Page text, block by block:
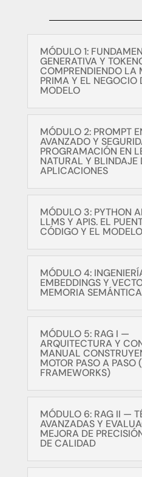
MÓDULO 1:
GENERATIVA Y
COMPRENDIENDO LA
PRIMA Y EL NEGOCIO
MODELO
MÓDULO 2: PROMPT
AVANZADO Y
PROGRAMACIÓN EN
NATURAL Y BLINDAJE
APLICACIONES
MÓDULO 3: PYTHON
LLMS Y APIS. EL
CÓDIGO Y EL MODELO
MÓDULO 4:
EMBEDDINGS Y
MEMORIA
MÓDULO 5: RAG I —
ARQUITECTURA Y
MANUAL
MOTOR PASO A PASO
FRAMEWORKS)
MÓDULO 6: RAG II —
AVANZADAS Y
MEJORA DE
DE CALIDAD